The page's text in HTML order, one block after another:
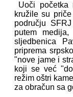
Uoči početka
kružile su
području
putem
sljedbenica
priprema
"nove jame i
koji se već
režim oštri
za obračun sa